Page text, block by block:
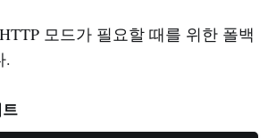
모드가 필요할 때를 위한 폴백
.